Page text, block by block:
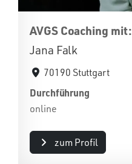
AVGS Coaching mit:
Jana Falk
70190 Stuttgart
Durchführung
online
zum Profil